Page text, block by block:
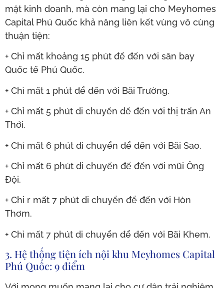
mặt kinh doanh, mà còn mang lại cho Meyhomes
Capital Phú Quốc khả năng liên kết vùng vô cùng
thuận tiện:
+ Chỉ mất khoảng 15 phút để đến với sân bay
Quốc tế Phú Quốc.
+ Chỉ mất 1 phút để đến với Bãi Trường.
+ Chỉ mất 5 phút di chuyển dể đến với thị trấn An
Thới.
+ Chỉ mất 6 phút di chuyển để đến với Bãi Sao.
+ Chỉ mất 6 phút di chuyển để đến với mũi Ông
Đội.
+ Chi r mất 7 phút di chuyển để đến với Hòn
Thơm.
+ Chỉ mất 7 phút di chuyển để đến với Bãi Khem.
3. Hệ thống tiện ích nội khu Meyhomes Capital
Phú Quốc: 9 điểm